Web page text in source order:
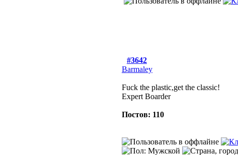
#3642
Barmaley
Fuck the plastic,get the classic!
Expert Boarder
Постов: 110